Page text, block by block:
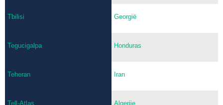
Tbilisi Georgië
Tegucigalpa Honduras
Teheran Iran
Tell-Atlas Algerije